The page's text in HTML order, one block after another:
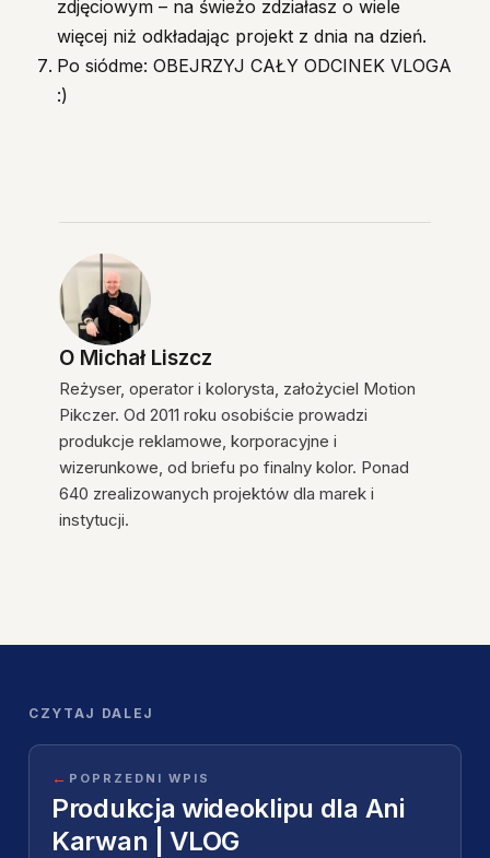
zdjęciowym – na świeżo zdziałasz o wiele
więcej niż odkładając projekt z dnia na dzień.
Po siódme: OBEJRZYJ CAŁY ODCINEK VLOGA
:)
O Michał Liszcz
Reżyser, operator i kolorysta, założyciel Motion
Pikczer. Od 2011 roku osobiście prowadzi
produkcje reklamowe, korporacyjne i
wizerunkowe, od briefu po finalny kolor. Ponad
640 zrealizowanych projektów dla marek i
instytucji.
CZYTAJ DALEJ
← POPRZEDNI WPIS
Produkcja wideoklipu dla Ani
Karwan | VLOG